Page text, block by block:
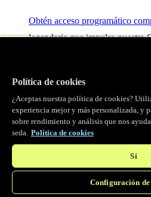
Obtén acceso programático
legendaria que impulsa nuestra
Servidor MCP
Control por IA para tus
Política de cookies
¿Aceptas nuestra política de cookies?
experiencia mejor y más personalizada, y
sobre rendimiento y análisis que nos
seda. Política de cookies
Sí
Configuración de